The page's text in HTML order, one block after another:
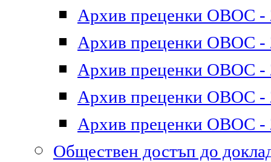
Архив преценки ОВОС -
Архив преценки ОВОС -
Архив преценки ОВОС -
Архив преценки ОВОС -
Архив преценки ОВОС -
Обществен достъп до